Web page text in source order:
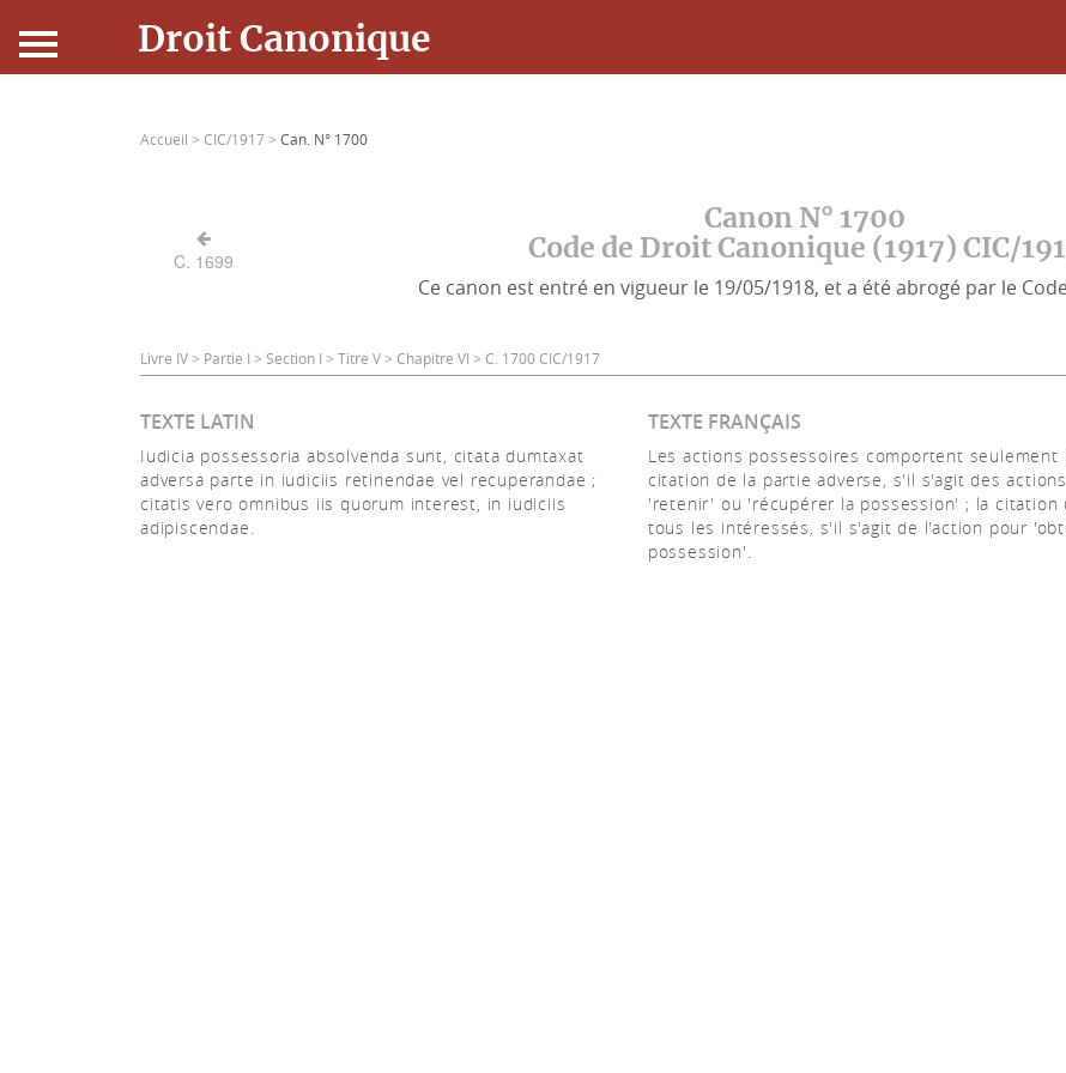
Droit Canonique
Connexion
Accueil > CIC/1917 > Can. N° 1700
C. 1699
Canon N° 1700
Code de Droit Canonique (1917) CIC/
Ce canon est entré en vigueur le 19/05/1918, et a été abrogé par le
Livre IV > Partie I > Section I > Titre V > Chapitre VI > C. 1700 CIC/1917
TEXTE LATIN
Iudicia possessoria absolvenda sunt, citata dumtaxat
adversa parte in iudiciis retinendae vel recuperandae ;
citatis vero omnibus iis quorum interest, in iudiciis
adipiscendae.
TEXTE FRANÇAIS
Les actions possessoires comportent seulement
citation de la partie adverse, s'il s'agit des
'retenir' ou 'récupérer la possession' ; la citation
tous les intéressés, s'il s'agit de l'action pour
possession'.